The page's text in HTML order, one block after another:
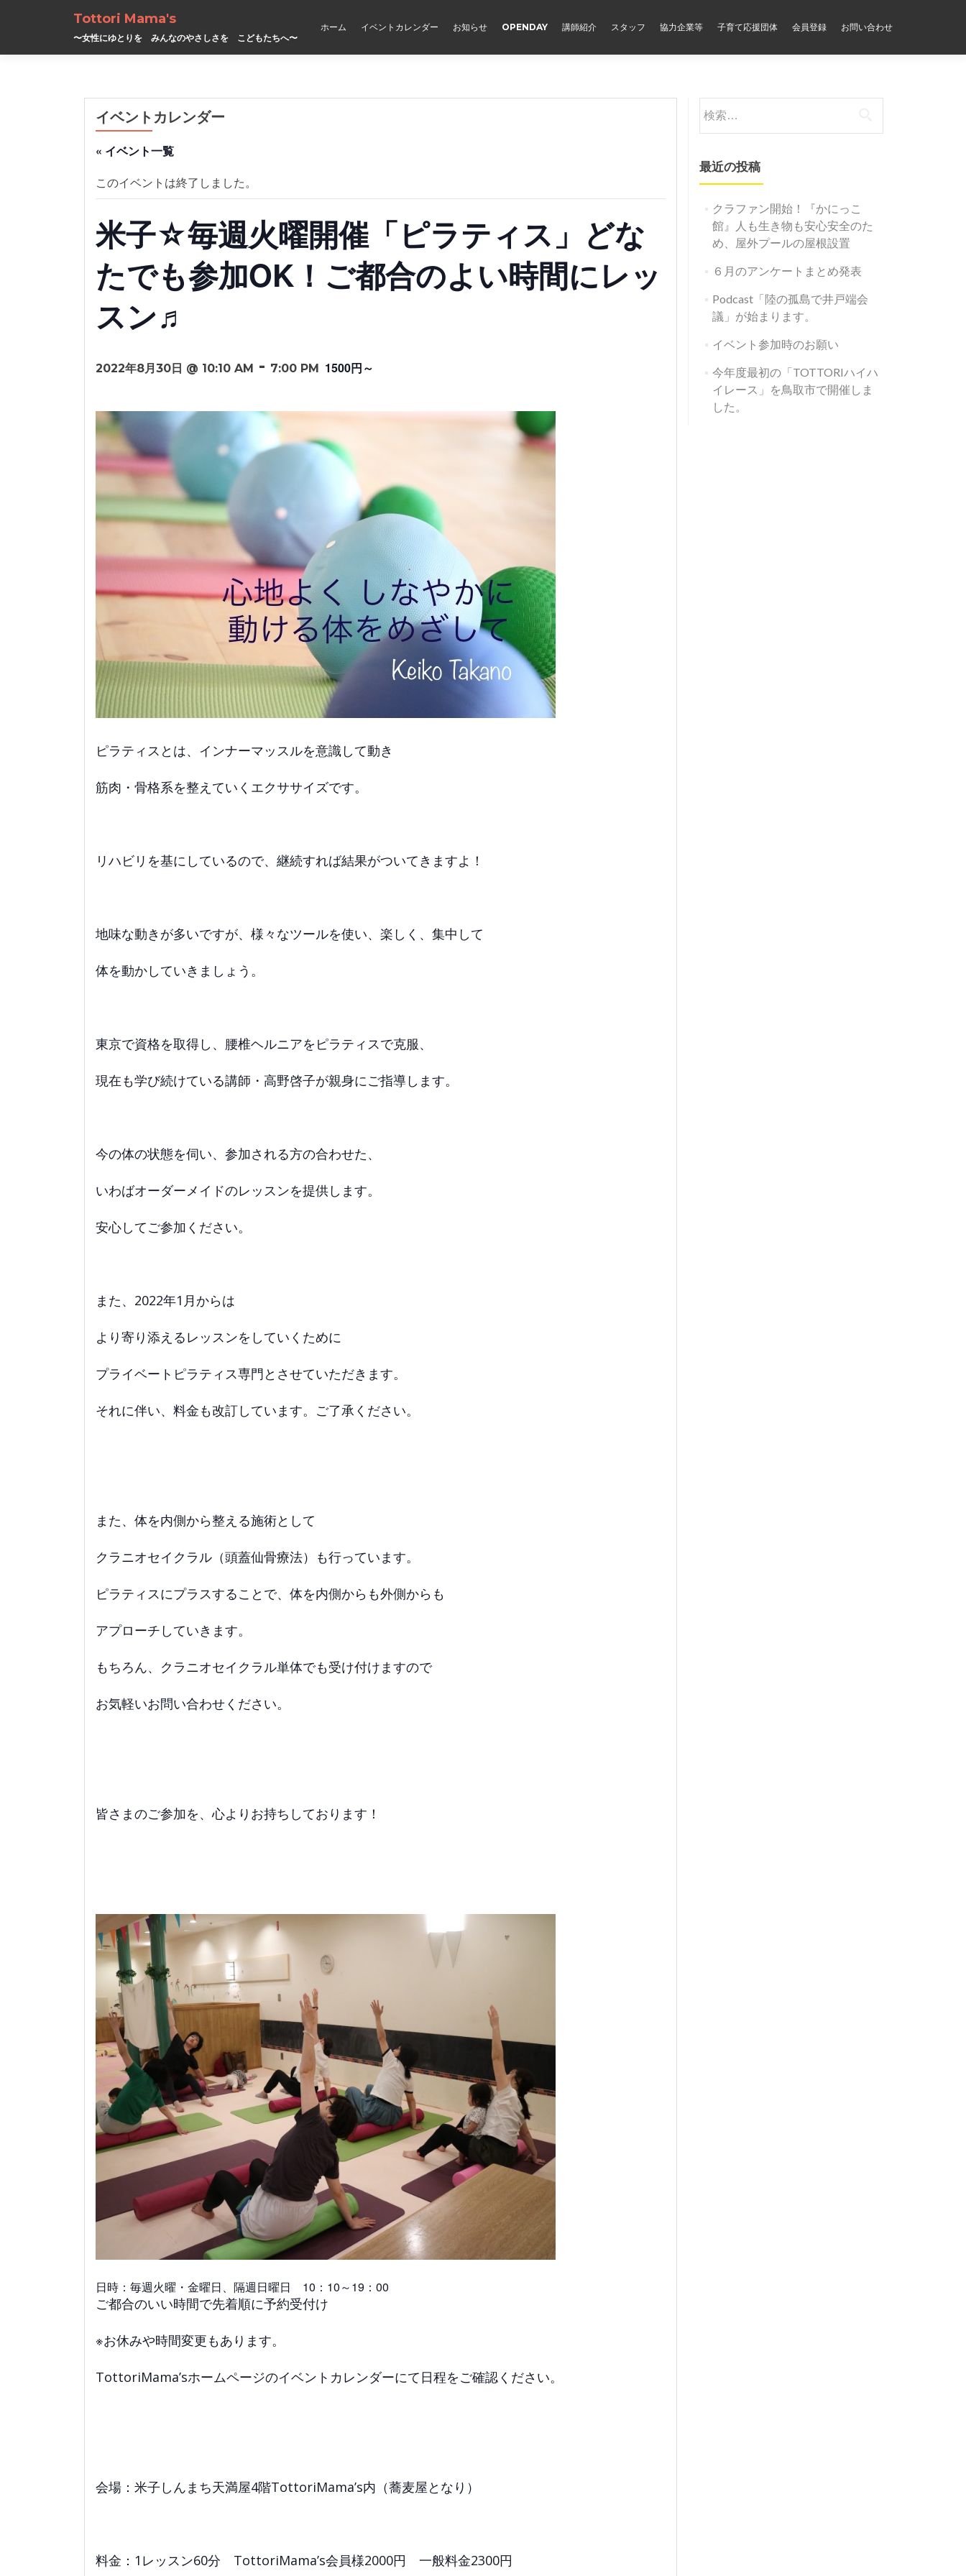
Tottori Mama's
〜女性にゆとりを みんなのやさしさを こどもたちへ〜
ホーム イベントカレンダー お知らせ OPENDAY 講師紹介 スタッフ 協力企業等 子育て応援団体 会員登録 お問い合わせ
イベントカレンダー
« イベント一覧
このイベントは終了しました。
米子☆毎週火曜開催「ピラティス」どな
たでも参加OK！ご都合のよい時間にレッ
スン♬
2022年8月30日 @ 10:10 AM - 7:00 PM 1500円～
ピラティスとは、インナーマッスルを意識して動き
筋肉・骨格系を整えていくエクササイズです。
リハビリを基にしているので、継続すれば結果がついてきますよ！
地味な動きが多いですが、様々なツールを使い、楽しく、集中して
体を動かしていきましょう。
東京で資格を取得し、腰椎ヘルニアをピラティスで克服、
現在も学び続けている講師・高野啓子が親身にご指導します。
今の体の状態を伺い、参加される方の合わせた、
いわばオーダーメイドのレッスンを提供します。
安心してご参加ください。
また、2022年1月からは
より寄り添えるレッスンをしていくために
プライベートピラティス専門とさせていただきます。
それに伴い、料金も改訂しています。ご了承ください。
また、体を内側から整える施術として
クラニオセイクラル（頭蓋仙骨療法）も行っています。
ピラティスにプラスすることで、体を内側からも外側からも
アプローチしていきます。
もちろん、クラニオセイクラル単体でも受け付けますので
お気軽いお問い合わせください。
皆さまのご参加を、心よりお持ちしております！
日時：毎週火曜・金曜日、隔週日曜日 10：10～19：00
ご都合のいい時間で先着順に予約受付け
※お休みや時間変更もあります。
TottoriMama’sホームページのイベントカレンダーにて日程をご確認ください。
会場：米子しんまち天満屋4階TottoriMama’s内（蕎麦屋となり）
料金：1レッスン60分 TottoriMama’s会員様2000円 一般料金2300円
索:
最近の投稿
クラファン開始！『かにっこ
館』人も生き物も安心安全のた
め、屋外プールの屋根設置
６月のアンケートまとめ発表
Podcast「陸の孤島で井戸端会
議」が始まります。
イベント参加時のお願い
今年度最初の「TOTTORIハイハ
イレース」を鳥取市で開催しま
した。